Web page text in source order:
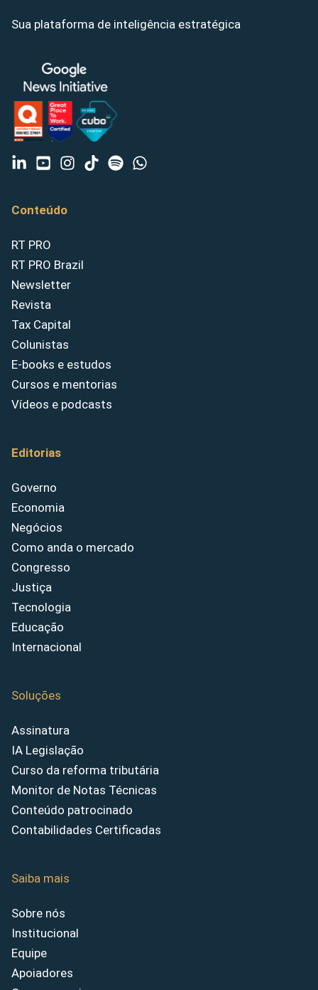
Sua plataforma de inteligência estratégica
Conteúdo
RT PRO
RT PRO Brazil
Newsletter
Revista
Tax Capital
Colunistas
E-books e estudos
Cursos e mentorias
Vídeos e podcasts
Editorias
Governo
Economia
Negócios
Como anda o mercado
Congresso
Justiça
Tecnologia
Educação
Internacional
Soluções
Assinatura
IA Legislação
Curso da reforma tributária
Monitor de Notas Técnicas
Conteúdo patrocinado
Contabilidades Certificadas
Saiba mais
Sobre nós
Institucional
Equipe
Apoiadores